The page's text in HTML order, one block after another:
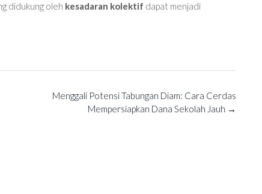
didukung oleh kesadaran kolektif dapat menjadi
Menggali Potensi Tabungan Diam: Cara Cerdas
Mempersiapkan Dana Sekolah Jauh →